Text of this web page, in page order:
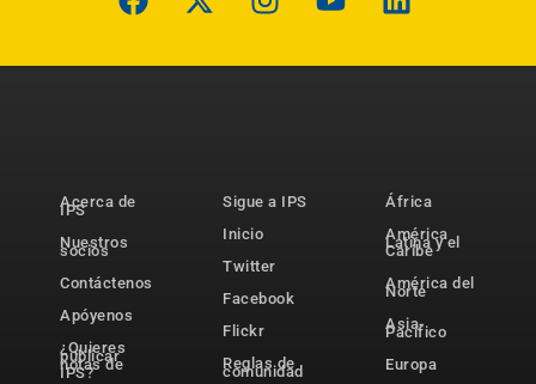
Acerca de
IPS
Nuestros
socios
Contáctenos
Apóyenos
¿Quieres
publicar
notas de
IPS?
Sigue a IPS
Inicio
Twitter
Facebook
Flickr
Reglas de
comunidad
África
América
Latina y el
Caribe
América del
Norte
Asia-
Pacífico
Europa